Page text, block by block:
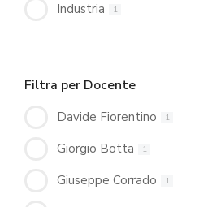
Industria 1
Filtra per Docente
Davide Fiorentino 1
Giorgio Botta 1
Giuseppe Corrado 1